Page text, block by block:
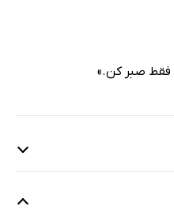
‌فقط صبر کن.»